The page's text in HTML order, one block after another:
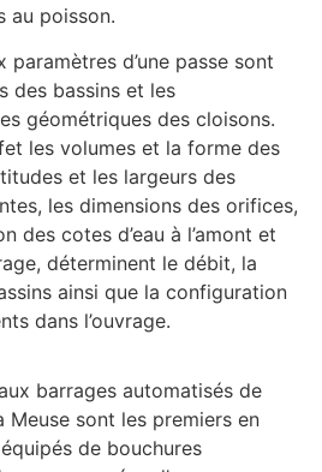
au poisson.
paramètres d’une passe sont
des bassins et les
géométriques des cloisons.
les volumes et la forme des
et les largeurs des
les dimensions des orifices,
des cotes d’eau à l’amont et
déterminent le débit, la
ainsi que la configuration
dans l’ouvrage.
barrages automatisés de
Meuse sont les premiers en
de bouchures